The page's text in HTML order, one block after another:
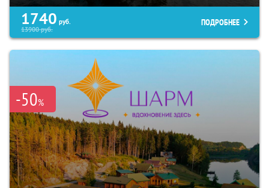
1740 руб.
13900руб.
ПОДРОБНЕЕ
-50%